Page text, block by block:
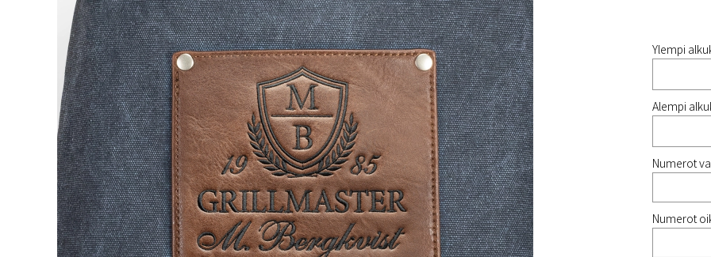
Ylempi
Alempi
Numerot
Numerot